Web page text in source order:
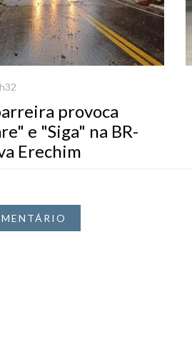
provoca
e "Siga" na BR-
Erechim